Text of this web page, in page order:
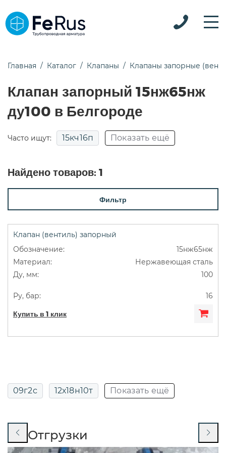
Главная Каталог Клапаны Клапаны запорные
Клапан запорный 15нж65нж
ду100 в Белгороде
Часто ищут: 15кч16п Показать ещё
15нж65нж 15с18п
15с65нж 15с65нж ду50
15с65п 15с68нж pn25 Для воды
ДУ50
Фланцевые
Найдено товаров: 1
Фильтр
Клапан (вентиль) запорный
15нж65нж
Нержавеющая сталь
100
16
Купить в 1 клик
09г2с 12х18н10т Показать ещё
14нж19п 14нж19ст
Отгрузки